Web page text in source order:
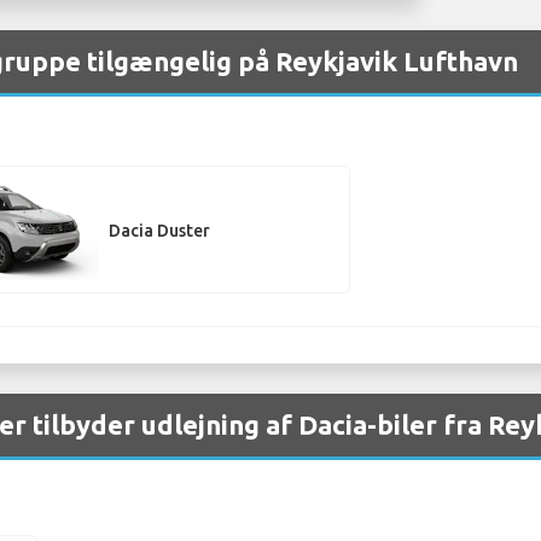
tilgængelig på Reykjavik Lufthavn
Dacia Duster
tilbyder udlejning af Dacia-biler fra